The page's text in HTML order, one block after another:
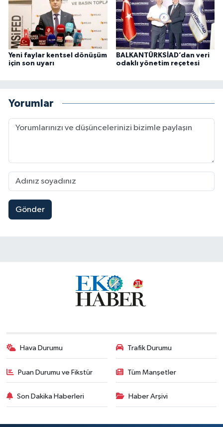
Yeni faylar kentsel dönüşüm
için son uyarı
BALKANTÜRKSİAD’dan veri
odaklı yönetim reçetesi
Yorumlar
Gönder
Hava Durumu Trafik Durumu
Puan Durumu ve Fikstür Tüm Manşetler
Son Dakika Haberleri Haber Arşivi